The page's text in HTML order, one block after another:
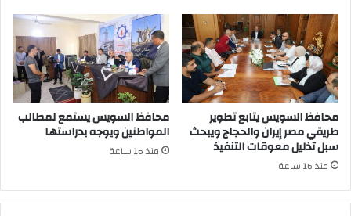
محافظ السويس يتابع تطوير
طريقي مصر إيران والحجاج ويبحث
سبل تذليل معوقات التنفيذ
منذ 16 ساعة
محافظ السويس يستمع لمطالب
المواطنين ويوجه بدراستها
منذ 16 ساعة